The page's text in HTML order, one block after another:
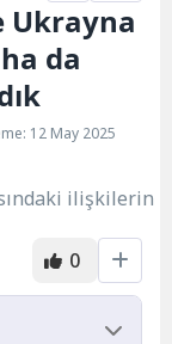
Ukrayna
da
12 May 2025
0